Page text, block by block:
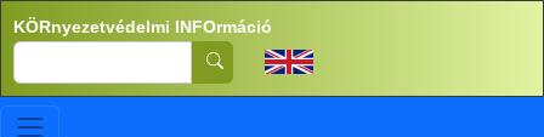
Ugrás a tartalomra
KÖRnyezetvédelmi INFOrmáció
Search